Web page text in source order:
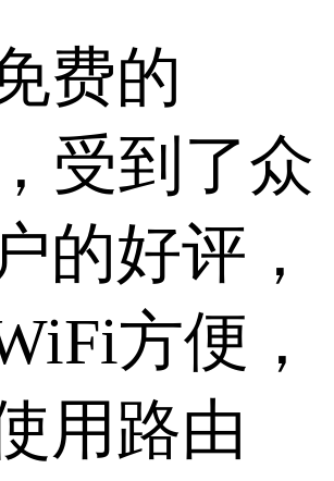
费的
受到了众
的好评，
方便，
用路由